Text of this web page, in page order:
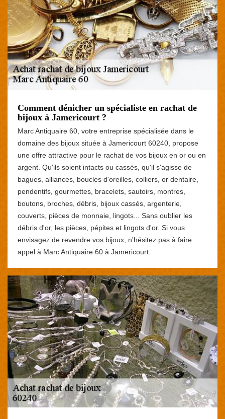
Comment dénicher un spécialiste en rachat de
bijoux à Jamericourt ?
Marc Antiquaire 60, votre entreprise spécialisée dans le
domaine des bijoux située à Jamericourt 60240, propose
une offre attractive pour le rachat de vos bijoux en or ou en
argent. Qu'ils soient intacts ou cassés, qu'il s'agisse de
bagues, alliances, boucles d'oreilles, colliers, or dentaire,
pendentifs, gourmettes, bracelets, sautoirs, montres,
boutons, broches, débris, bijoux cassés, argenterie,
couverts, pièces de monnaie, lingots... Sans oublier les
débris d'or, les pièces, pépites et lingots d'or. Si vous
envisagez de revendre vos bijoux, n'hésitez pas à faire
appel à Marc Antiquaire 60 à Jamericourt.